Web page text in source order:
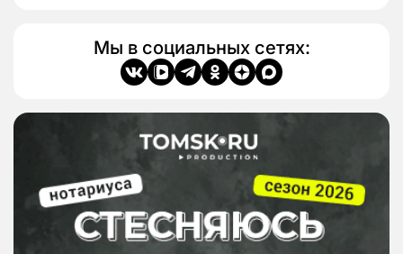
Мы в социальных сетях: